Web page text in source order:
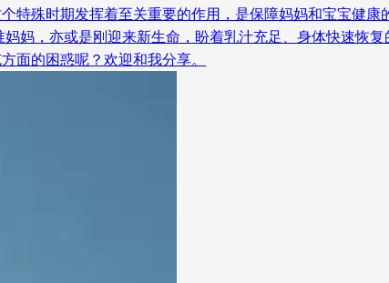
特殊时期发挥着至关重要的作用，是保障妈妈和宝宝健
妈，亦或是刚迎来新生命，盼着乳汁充足、身体快速恢
面的困惑呢？欢迎和我分享。